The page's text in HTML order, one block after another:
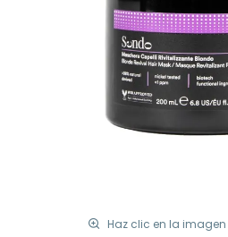
Haz clic en la